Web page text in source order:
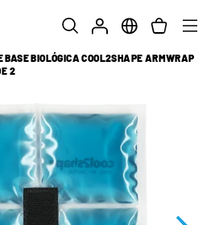
BASE BIOLÓGICA COOL2SHAPE ARMWRAP
2